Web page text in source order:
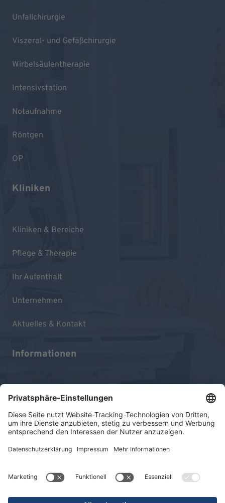
Unfallchirurgie
Viszeral- und Gefäßchirurgie
Wirbelsäulentherapie
Intensivstation
Notaufnahme
Röntgen
OP
Kliniken
Kliniken & Bereiche
Pflege & Therapie
Ihr Aufenthalt
Unternehmen
Aktuelles & Kontakt
Informationen
Impressum
Datenschutz
Sitemap